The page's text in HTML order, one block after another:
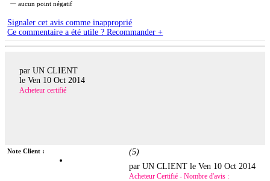
aucun point négatif
Signaler cet avis comme inapproprié
Ce commentaire a été utile ? Recommander +
par UN CLIENT
le Ven 10 Oct 2014
Acheteur certifié
Note Client : (5)
par UN CLIENT leVen 10 Oct 2014
Acheteur Certifié - Nombre d'avis :